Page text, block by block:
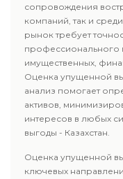
сопровождения
компаний, так и
рынок требует
профессионального
имущественных,
Оценка упущенной
анализ помогает
активов,
интересов в любых
выгоды - Казахстан.
Оценка упущенной
ключевых